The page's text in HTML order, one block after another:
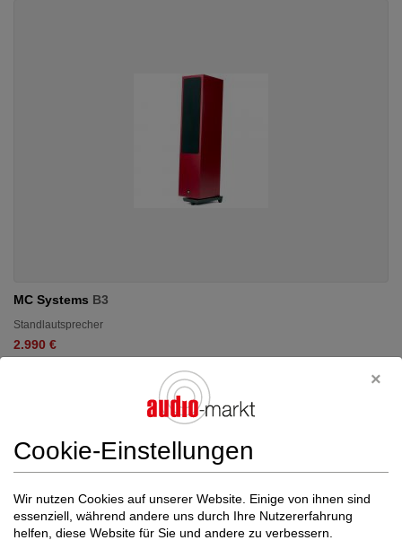
MC Systems B3
Standlautsprecher
2.990 €
Cookie-Einstellungen
Wir nutzen Cookies auf unserer Website. Einige von ihnen sind
essenziell, während andere uns durch Ihre Nutzererfahrung
helfen, diese Website für Sie und andere zu verbessern.